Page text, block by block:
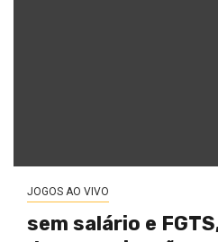
JOGOS AO VIVO
sem salário e